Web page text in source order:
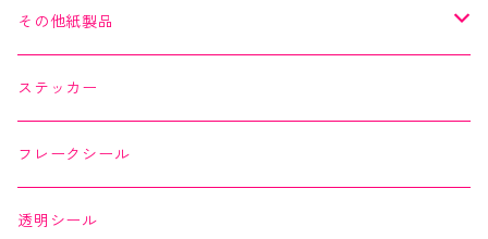
よもやまペーパー
縁起どうぶつ懐紙
Okashi na Kaishi
マスキングシール
ちぎり絵カード
メッセージカード
その他紙製品
よもやまペーパー
ちぎり絵カード
ステッカー
フレークシール
透明シール